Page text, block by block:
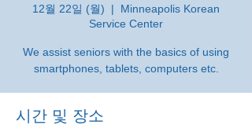
12월 22일 (월)
  |
Minneapolis Korean
Service Center
We assist seniors with the basics of using
smartphones, tablets, computers etc.
시간 및 장소